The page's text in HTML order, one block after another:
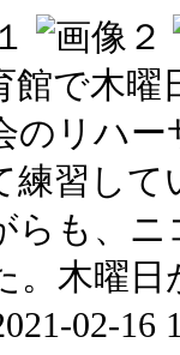
で木曜
のリハ
習して
らも、
。木曜
02-16